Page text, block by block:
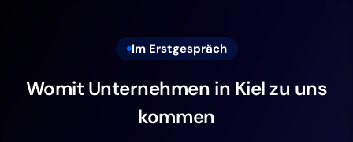
Im Erstgespräch
Womit Unternehmen in Kiel zu uns
kommen